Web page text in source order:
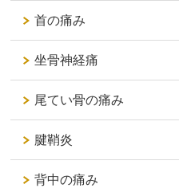
首の痛み
坐骨神経痛
尾てい骨の痛み
腱鞘炎
背中の痛み